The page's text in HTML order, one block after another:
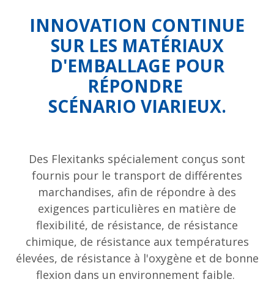
INNOVATION CONTINUE
SUR LES MATÉRIAUX
D'EMBALLAGE POUR
RÉPONDRE
SCÉNARIO VIARIEUX.
Des Flexitanks spécialement conçus sont
fournis pour le transport de différentes
marchandises, afin de répondre à des
exigences particulières en matière de
flexibilité, de résistance, de résistance
chimique, de résistance aux températures
élevées, de résistance à l'oxygène et de bonne
flexion dans un environnement faible.